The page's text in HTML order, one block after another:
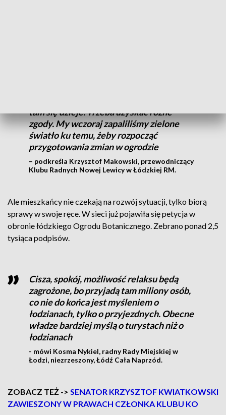
tam się dzieje. Trzeba uzyskać różne
zgody. My wczoraj zapaliliśmy zielone
światło ku temu, żeby rozpocząć
przygotowania zmian w ogrodzie
– podkreśla Krzysztof Makowski, przewodniczący
Klubu Radnych Nowej Lewicy w Łódzkiej RM.
Ale mieszkańcy nie czekają na rozwój sytuacji, tylko biorą
sprawy w swoje ręce. W sieci już pojawiła się petycja w
obronie łódzkiego Ogrodu Botanicznego. Zebrano ponad 2,5
tysiąca podpisów.
Cisza, spokój, możliwość relaksu będą
zagrożone, bo przyjadą tam miliony osób,
co nie do końca jest myśleniem o
łodzianach, tylko o przyjezdnych. Obecne
władze bardziej myślą o turystach niż o
łodzianach
- mówi Kosma Nykiel, radny Rady Miejskiej w
Łodzi, niezrzeszony, Łódź Cała Naprzód.
ZOBACZ TEŻ -> SENATOR KRZYSZTOF KWIATKOWSKI
ZAWIESZONY W PRAWACH CZŁONKA KLUBU KO